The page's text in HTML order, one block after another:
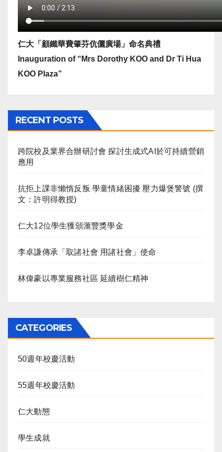
仁大「顧鐵華費肇芬伉儷廣場」命名典禮
Inauguration of “Mrs Dorothy KOO and Dr Ti Hua
KOO Plaza”
RECENT POSTS
跨院校及業界合辦研討會 探討生成式AI於可持續營銷
應用
抗拒上課非懶惰反叛 學童情緒困擾 壓力爆煲警號 (撰
文：許明得教授)
仁大12位學生獲頒滙豐獎學金
李卓謙傳承「取諸社會 用諸社會」使命
林偉豪以專業服務社區 延續樹仁精神
CATEGORIES
50週年校慶活動
55週年校慶活動
仁大動態
學生成就